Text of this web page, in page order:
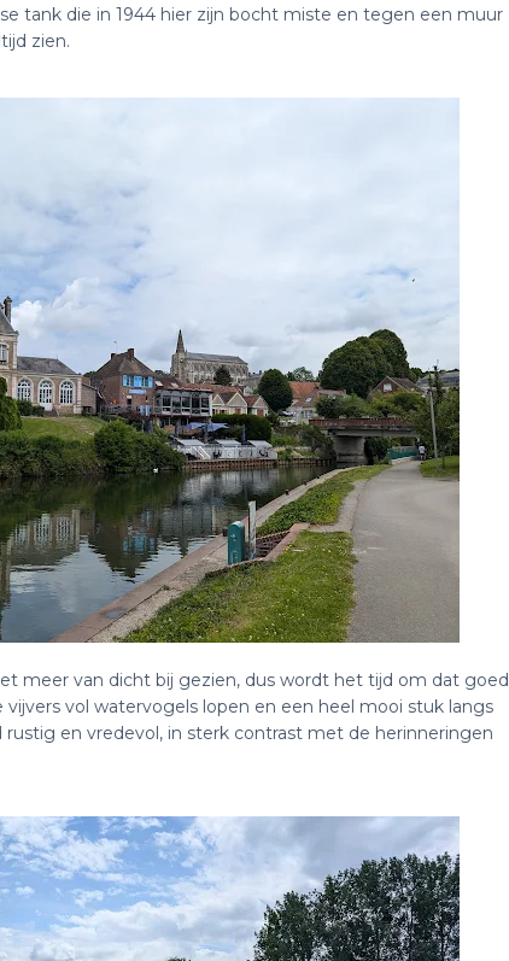
tank die in 1944 hier zijn bocht miste en tegen een muur
zien.
meer van dicht bij gezien, dus wordt het tijd om dat goed
vol watervogels lopen en een heel mooi stuk langs
rustig en vredevol, in sterk contrast met de herinneringen